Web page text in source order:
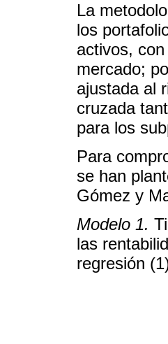
La
los
activos,
mercado;
ajustada al
cruzada
para los
Para
se han
Gómez y
Modelo 1.
las
regresión